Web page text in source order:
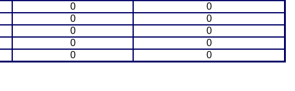
0
0
0
0
0
0
0
0
0 0